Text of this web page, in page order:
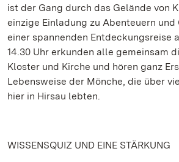
ist der Gang durch das Gelände von
einzige Einladung zu Abenteuern und
einer spannenden Entdeckungsreise
14.30 Uhr erkunden alle gemeinsam
Kloster und Kirche und hören ganz
Lebensweise der Mönche, die über
hier in Hirsau lebten.
WISSENSQUIZ UND EINE STÄRKUNG